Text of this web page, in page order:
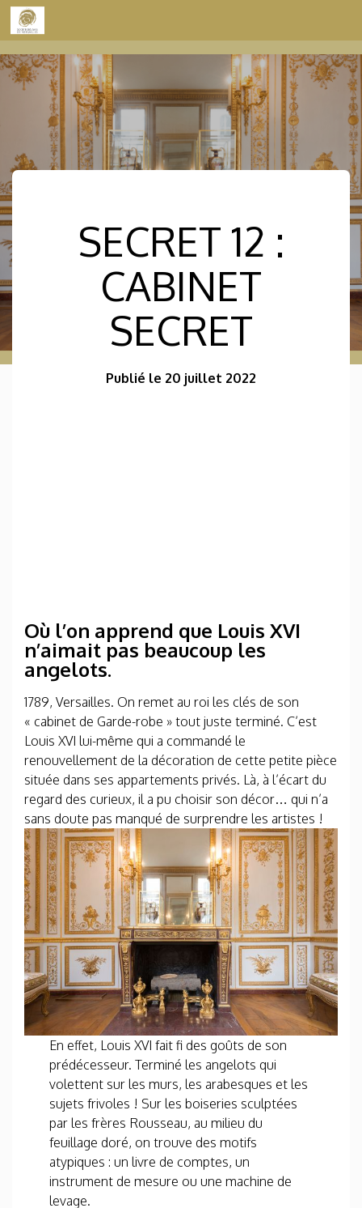
Skip to content
SECRET 12 :
CABINET
SECRET
Publié le 20 juillet 2022
Où l’on apprend que Louis XVI
n’aimait pas beaucoup les
angelots.
1789, Versailles. On remet au roi les clés de son
« cabinet de Garde-robe » tout juste terminé. C’est
Louis XVI lui-même qui a commandé le
renouvellement de la décoration de cette petite pièce
située dans ses appartements privés. Là, à l’écart du
regard des curieux, il a pu choisir son décor… qui n’a
sans doute pas manqué de surprendre les artistes !
En effet, Louis XVI fait fi des goûts de son
prédécesseur. Terminé les angelots qui
volettent sur les murs, les arabesques et les
sujets frivoles ! Sur les boiseries sculptées
par les frères Rousseau, au milieu du
feuillage doré, on trouve des motifs
atypiques : un livre de comptes, un
instrument de mesure ou une machine de
levage.